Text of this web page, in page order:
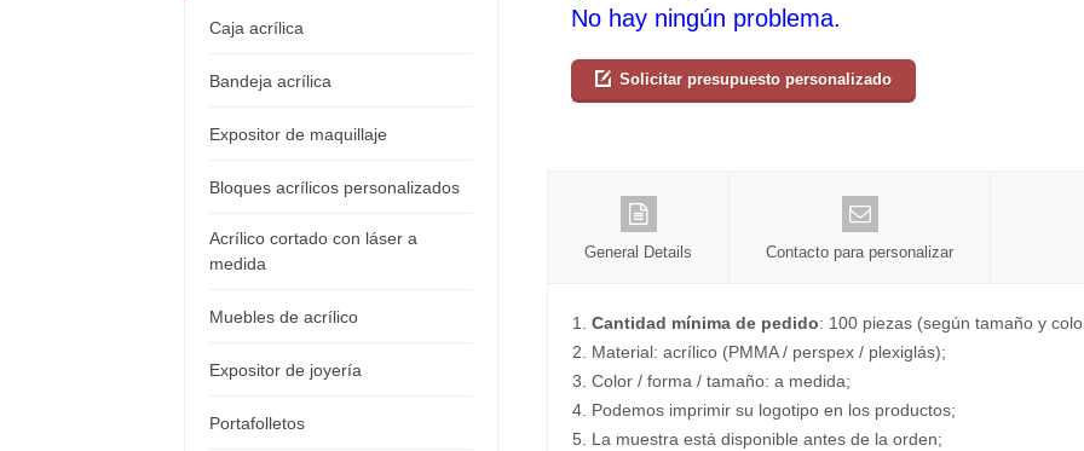
No hay ningún problema.
Solicitar presupuesto personalizado
General Details Contacto para personalizar
1. Cantidad mínima de pedido: 100 piezas (según tamaño y
2. Material: acrílico (PMMA / perspex / plexiglás);
3. Color / forma / tamaño: a medida;
4. Podemos imprimir su logotipo en los productos;
5. La muestra está disponible antes de la orden;
Caja acrílica
Bandeja acrílica
Expositor de maquillaje
Bloques acrílicos personalizados
Acrílico cortado con láser a
medida
Muebles de acrílico
Expositor de joyería
Portafolletos